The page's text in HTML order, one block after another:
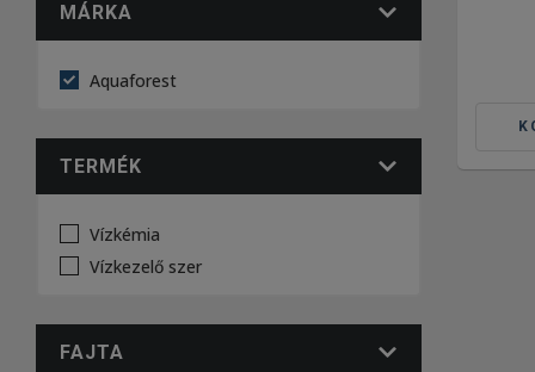
MÁRKA
Aquaforest
TERMÉK
Vízkémia
Vízkezelő szer
FAJTA